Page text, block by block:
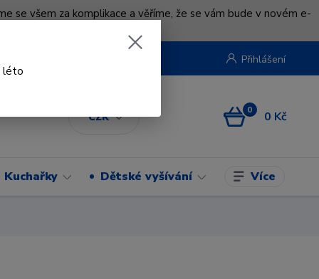
se všem za komplikace a věříme, že se vám bude v novém e-
CZK
Přihlášení
0 0 Kč
Kuchařky Dětské vyšívání Více
léto